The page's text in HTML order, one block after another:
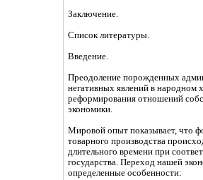
Заключение.
Список литературы.
Введение.
Преодоление порожденных
негативных явлений в народном
реформирования отношений
экономики.
Мировой опыт показывает, что
товарного производства
длительного времени при
государства. Переход нашей
определенные особенности: